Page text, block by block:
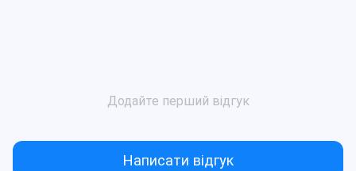
Додайте перший відгук
Написати відгук